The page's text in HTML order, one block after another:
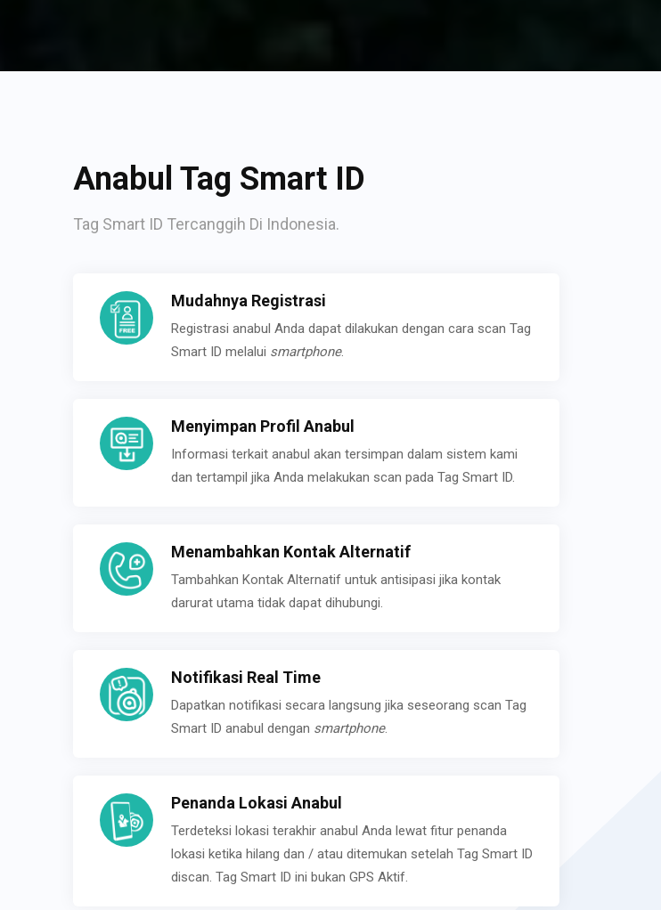
Anabul Tag Smart ID
Tag Smart ID Tercanggih Di Indonesia.
Mudahnya Registrasi
Registrasi anabul Anda dapat dilakukan dengan cara scan Tag
Smart ID melalui smartphone.
Menyimpan Profil Anabul
Informasi terkait anabul akan tersimpan dalam sistem kami
dan tertampil jika Anda melakukan scan pada Tag Smart ID.
Menambahkan Kontak Alternatif
Tambahkan Kontak Alternatif untuk antisipasi jika kontak
darurat utama tidak dapat dihubungi.
Notifikasi Real Time
Dapatkan notifikasi secara langsung jika seseorang scan Tag
Smart ID anabul dengan smartphone.
Penanda Lokasi Anabul
Terdeteksi lokasi terakhir anabul Anda lewat fitur penanda
lokasi ketika hilang dan / atau ditemukan setelah Tag Smart ID
discan. Tag Smart ID ini bukan GPS Aktif.